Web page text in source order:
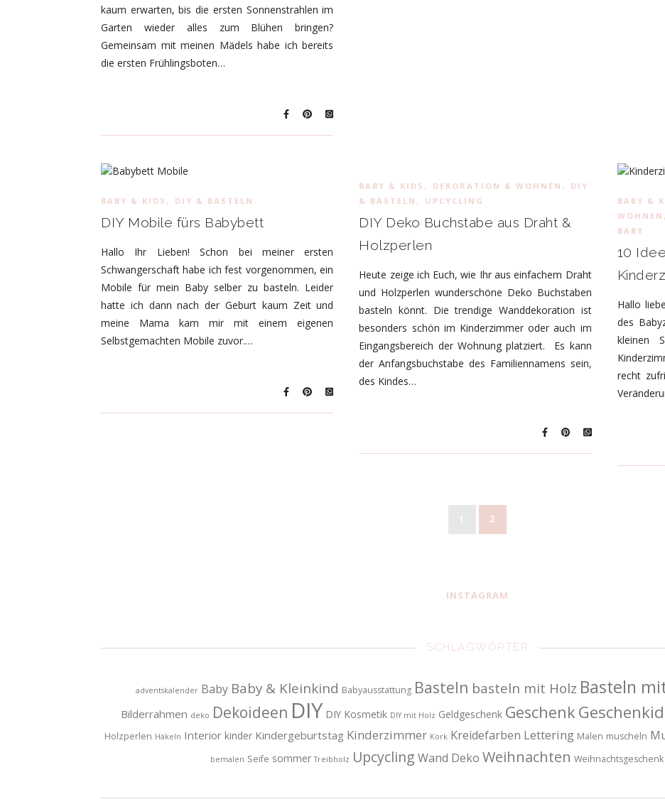
kaum erwarten, bis die ersten Sonnenstrahlen im
Garten wieder alles zum Blühen bringen?
Gemeinsam mit meinen Mädels habe ich bereits
die ersten Frühlingsboten…
BABY & KIDS , DIY & BASTELN
DIY Mobile fürs Babybett
Hallo Ihr Lieben! Schon bei meiner ersten
Schwangerschaft habe ich fest vorgenommen, ein
Mobile für mein Baby selber zu basteln. Leider
hatte ich dann nach der Geburt kaum Zeit und
meine Mama kam mir mit einem eigenen
Selbstgemachten Mobile zuvor.…
BABY & KIDS , DEKORATION & WOHNEN ,
DIY
& BASTELN , UPCYCLING
DIY Deko Buchstabe aus Draht &
Holzperlen
Heute zeige ich Euch, wie Ihr aus einfachem Draht
und Holzperlen wunderschöne Deko Buchstaben
basteln könnt. Die trendige Wanddekoration ist
besonders schön im Kinderzimmer oder auch im
Eingangsbereich der Wohnung platziert. Es kann
der Anfangsbuchstabe des Familiennamens sein,
des Kindes…
BABY &
WOHNEN ,
BABY
10
Hallo
des
kleinen
recht
2
INSTAGRAM
SCHLAGWÖRTER
adventskalender Baby Baby & Kleinkind Babyausstattung Basteln basteln mit Holz Basteln
Bilderrahmen deko Dekoideen DIY DIY Kosmetik DIY mit Holz Geldgeschenk Geschenk
Holzperlen Häkeln Interior kinder Kindergeburtstag Kinderzimmer Kork Kreidefarben Lettering Malen muscheln
bemalen Seife sommer Treibholz Upcycling Wand Deko Weihnachten Weihnachtsgeschenk